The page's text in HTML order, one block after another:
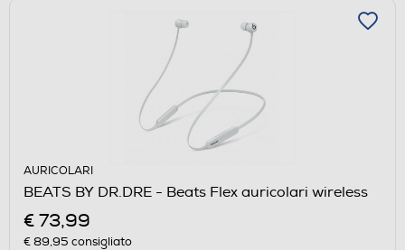
AURICOLARI
BEATS BY DR.DRE - Beats Flex auricolari wireless
€ 73,99
€ 89,95 consigliato